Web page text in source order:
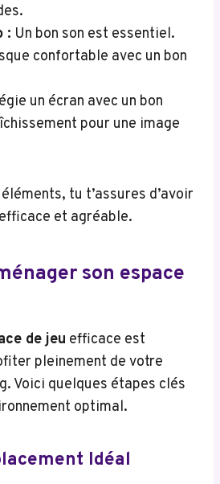
: Un bon son est essentiel.
confortable avec un bon
un écran avec un bon
pour une image
tu t’assures d’avoir
efficace et agréable.
son espace
de jeu efficace est
pleinement de votre
Voici quelques étapes clés
optimal.
Idéal